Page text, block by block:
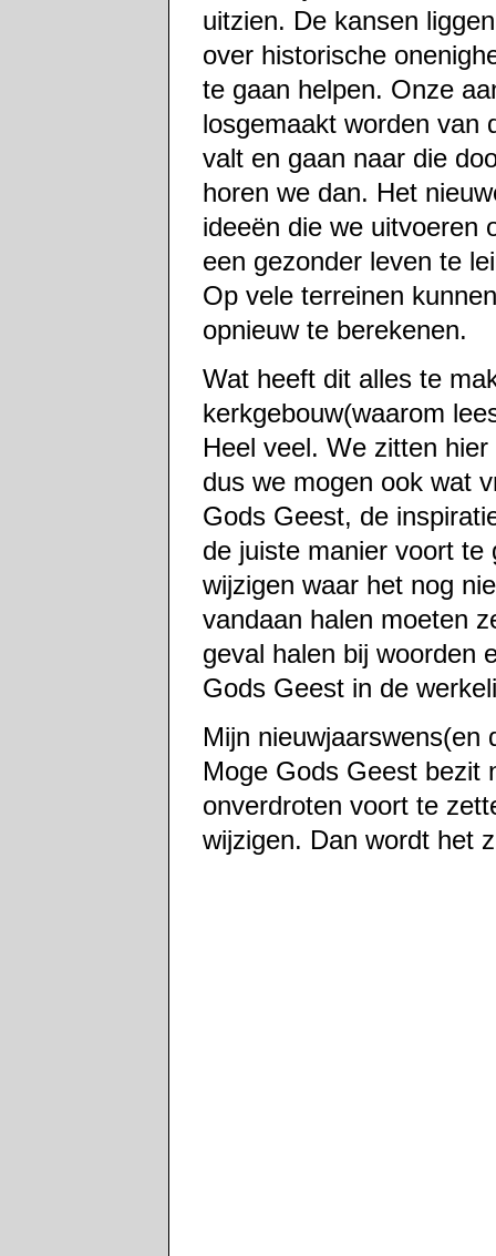
uitzien. De kansen
over historische
te gaan helpen. Onze
losgemaakt worden van
valt en gaan naar die
horen we dan. Het
ideeën die we uitvoeren
een gezonder leven te
Op vele terreinen
opnieuw te berekenen.
Wat heeft dit alles te
kerkgebouw(waarom
Heel veel. We zitten
dus we mogen ook wat
Gods Geest, de
de juiste manier voort
wijzigen waar het nog
vandaan halen moeten
geval halen bij woorden
Gods Geest in de
Mijn nieuwjaarswens(en
Moge Gods Geest bezit
onverdroten voort te
wijzigen. Dan wordt het